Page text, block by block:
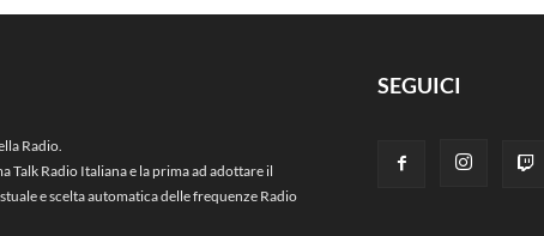
Radio.
Talk Radio Italiana e la prima ad adottare il
e scelta automatica delle frequenze Radio
SEGUICI